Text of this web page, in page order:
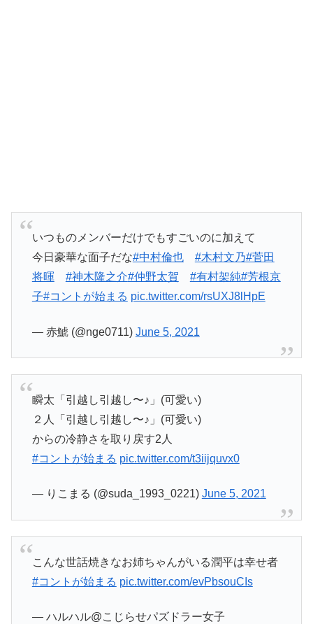
いつものメンバーだけでもすごいのに加えて
今日豪華な面子だな#中村倫也 #木村文乃#菅田
将暉
#神木隆之介#仲野太賀 #有村架純#芳根京
子#コントが始まる pic.twitter.com/rsUXJ8lHpE
— 赤鯱 (@nge0711) June 5, 2021
瞬太「引越し引越し〜♪」(可愛い)
２人「引越し引越し〜♪」(可愛い)
からの冷静さを取り戻す2人
#コントが始まる pic.twitter.com/t3iijquvx0
— りこまる (@suda_1993_0221) June 5, 2021
こんな世話焼きなお姉ちゃんがいる潤平は幸せ者
#コントが始まる pic.twitter.com/evPbsouCIs
— ハルハル@こじらせパズドラー女子